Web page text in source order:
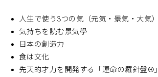
人生で使う3つの気（元気・景気・大気）
気持ちを読む景気學
日本の創造力
食は文化
先天的才力を開発する「運命の羅針盤®」